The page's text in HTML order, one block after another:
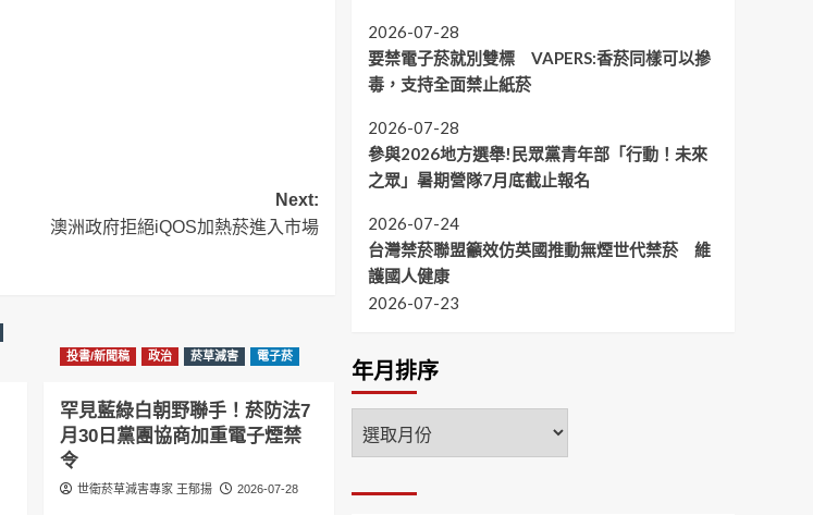
Next:
澳洲政府拒絕iQOS加熱菸進入市場
投書/新聞稿 政治 菸草減害 電子菸
罕見藍綠白朝野聯手！菸防法7
月30日黨團協商加重電子煙禁
令
世衛菸草減害專家 王郁揚 2026-07-28
2026-07-28
要禁電子菸就別雙標 VAPERS:香菸同樣可以摻
毒，支持全面禁止紙菸
2026-07-28
參與2026地方選舉!民眾黨青年部「行動！未來
之眾」暑期營隊7月底截止報名
2026-07-24
台灣禁菸聯盟籲效仿英國推動無煙世代禁菸 維
護國人健康
2026-07-23
年月排序
年
月